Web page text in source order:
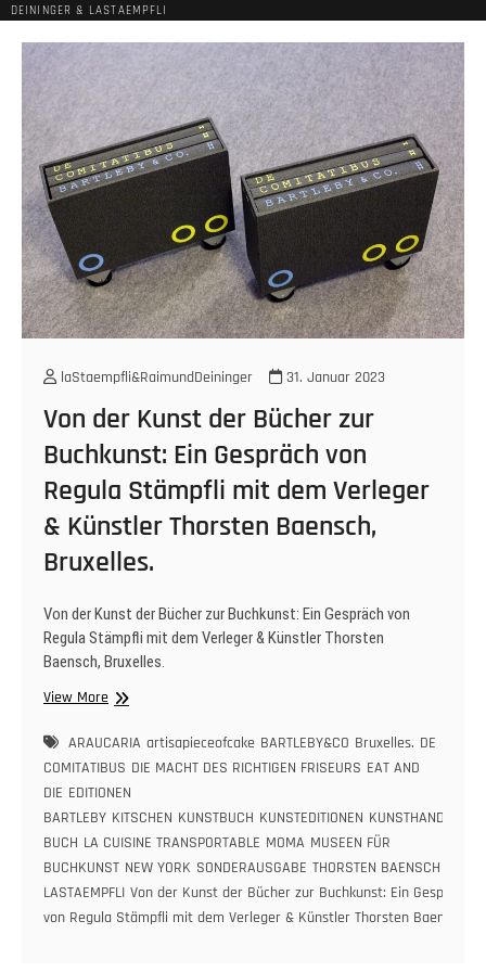
DEININGER & LASTAEMPFLI
laStaempfli&RaimundDeininger 31. Januar 2023
Von der Kunst der Bücher zur
Buchkunst: Ein Gespräch von
Regula Stämpfli mit dem Verleger
& Künstler Thorsten Baensch,
Bruxelles.
Von der Kunst der Bücher zur Buchkunst: Ein Gespräch von
Regula Stämpfli mit dem Verleger & Künstler Thorsten
Baensch, Bruxelles.
View MoreVon
Kunst
der
Bücher
zur
Buchkunst:
Gespräch
von
Regula
ARAUCARIA artisapieceofcake BARTLEBY&CO Bruxelles. DE
COMITATIBUS DIE MACHT DES RICHTIGEN FRISEURS EAT AND
DIE EDITIONEN
BARTLEBY KITSCHEN KUNSTBUCH KUNSTEDITIONEN KUNSTHANDWERK
BUCH LA CUISINE TRANSPORTABLE MOMA MUSEEN FÜR
BUCHKUNST NEW YORK SONDERAUSGABE THORSTEN BAENSCH UND
LASTAEMPFLI Von der Kunst der Bücher zur Buchkunst: Ein Gespräch
von Regula Stämpfli mit dem Verleger & Künstler Thorsten Baensch